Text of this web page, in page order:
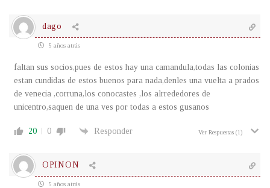
dago
5 años atrás
faltan sus socios,pues de estos hay una camandula,todas las colonias
estan cundidas de estos buenos para nada,denles una vuelta a prados
de venecia ,corruna,los conocastes ,los alrrededores de
unicentro,saquen de una ves por todas a estos gusanos
20 0 Responder Ver Respuestas (1)
OPINON
5 años atrás